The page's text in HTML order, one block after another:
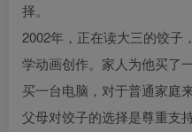
择。
2002年，正在读大三的饺子
学动画创作。家人为他买了
买一台电脑，对于普通家庭
父母对饺子的选择是尊重支持